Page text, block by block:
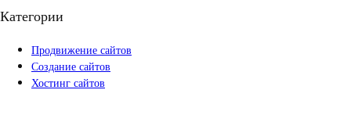
Категории
Продвижение сайтов
Создание сайтов
Хостинг сайтов